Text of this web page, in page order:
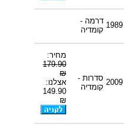
1989 דרמה -
קומדיה
2009 סדרות -
קומדיה
מחיר:
179.90
₪
אצלנו:
149.90
₪